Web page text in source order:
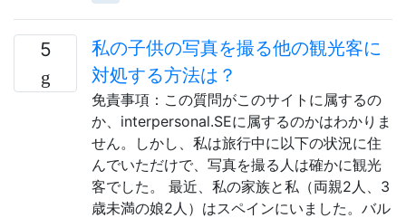
5
私の子供の写真を撮る他の観光客に
対処する方法は？
免責事項：この質問がこのサイトに属するの
か、interpersonal.SEに属するのかはわかりま
せん。しかし、私は旅行中に以下の状況に住
んでいただけで、写真を撮る人は確かに観光
客でした。 最近、私の家族と私（両親2人、3
歳未満の娘2人）はスペインにいました。バル